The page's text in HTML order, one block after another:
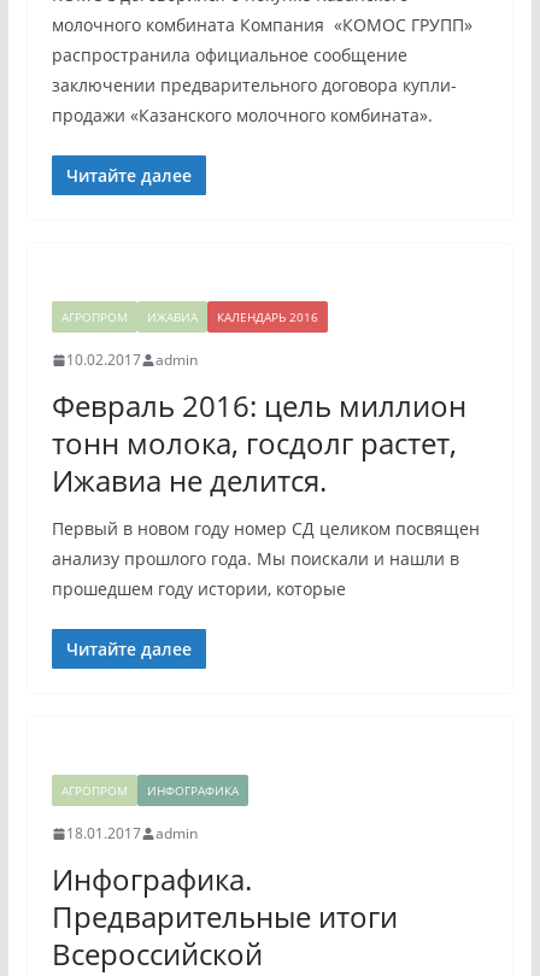
молочного комбината Компания «КОМОС ГРУПП»
распространила официальное сообщение
заключении предварительного договора купли-
продажи «Казанского молочного комбината».
Читайте далее
АГРОПРОМ ИЖАВИА КАЛЕНДАРЬ 2016
10.02.2017 admin
Февраль 2016: цель миллион
тонн молока, госдолг растет,
Ижавиа не делится.
Первый в новом году номер СД целиком посвящен
анализу прошлого года. Мы поискали и нашли в
прошедшем году истории, которые
Читайте далее
АГРОПРОМ ИНФОГРАФИКА
18.01.2017 admin
Инфографика.
Предварительные итоги
Всероссийской